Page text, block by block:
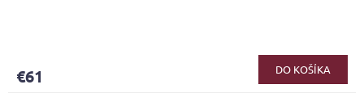
€61 DO KOŠÍKA